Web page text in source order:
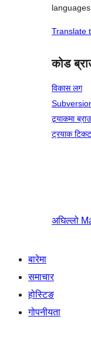
Translate
कोड
विकास लग
ट्र्याकमा
ट्रयाक
अघिल्लो
बारेमा
समाचार
होस्टिङ
गोपनीयता